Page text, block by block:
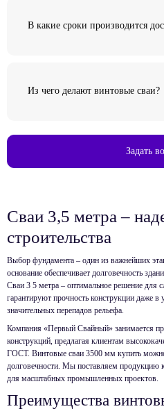
В какие сроки производится
Из чего делают винтовые сваи?
Задать
Сваи 3,5 метра –
строительства
Выбор фундамента – один из важнейших
основание обеспечивает долговечность
Сваи 3 5 метра – оптимальное решение для
гарантируют прочность конструкции даже
значительных перепадов рельефа.
Компания «Первый Свайный» занимается
конструкций, предлагая клиентам
ГОСТ. Винтовые сваи 3500 мм купить можно
долговечности. Мы поставляем продукцию
для масштабных промышленных проектов.
Преимущества